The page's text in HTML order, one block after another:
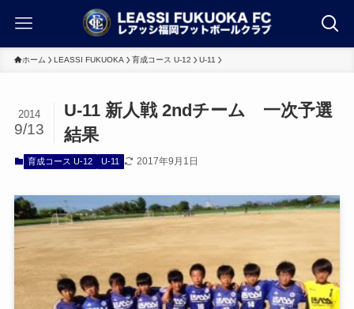
ホーム LEASSI FUKUOKA 育成コース U-12 U-11
U-11 新人戦 2ndチーム 一次予選
結果
2014
9/13
育成コース U-12 U-11 2017年9月1日